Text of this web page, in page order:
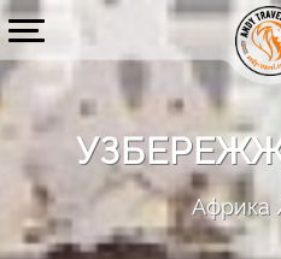
Африка